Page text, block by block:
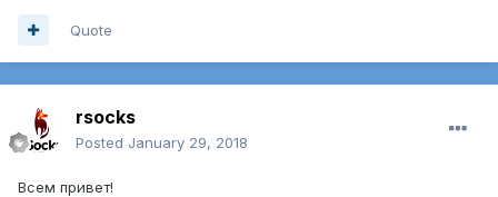
Quote
rsocks
Posted January 29, 2018
Всем привет!